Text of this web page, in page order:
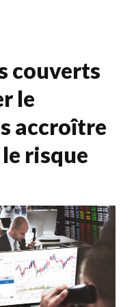
couverts
le
accroître
risque